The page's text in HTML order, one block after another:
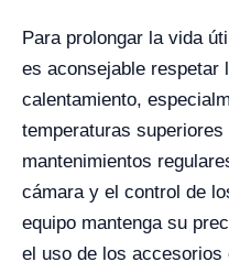
Para prolongar la vida
es aconsejable respetar
calentamiento,
temperaturas
mantenimientos
cámara y el control de
equipo mantenga su
el uso de los accesorios